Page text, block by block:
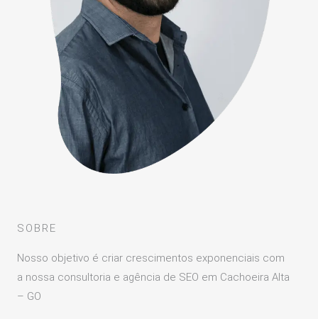
SOBRE
Nosso objetivo é criar crescimentos exponenciais com
a nossa consultoria e agência de SEO em Cachoeira Alta
– GO